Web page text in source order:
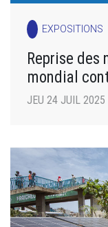
EXPOSITIONS
Reprise des
mondial
JEU 24 JUIL 2025